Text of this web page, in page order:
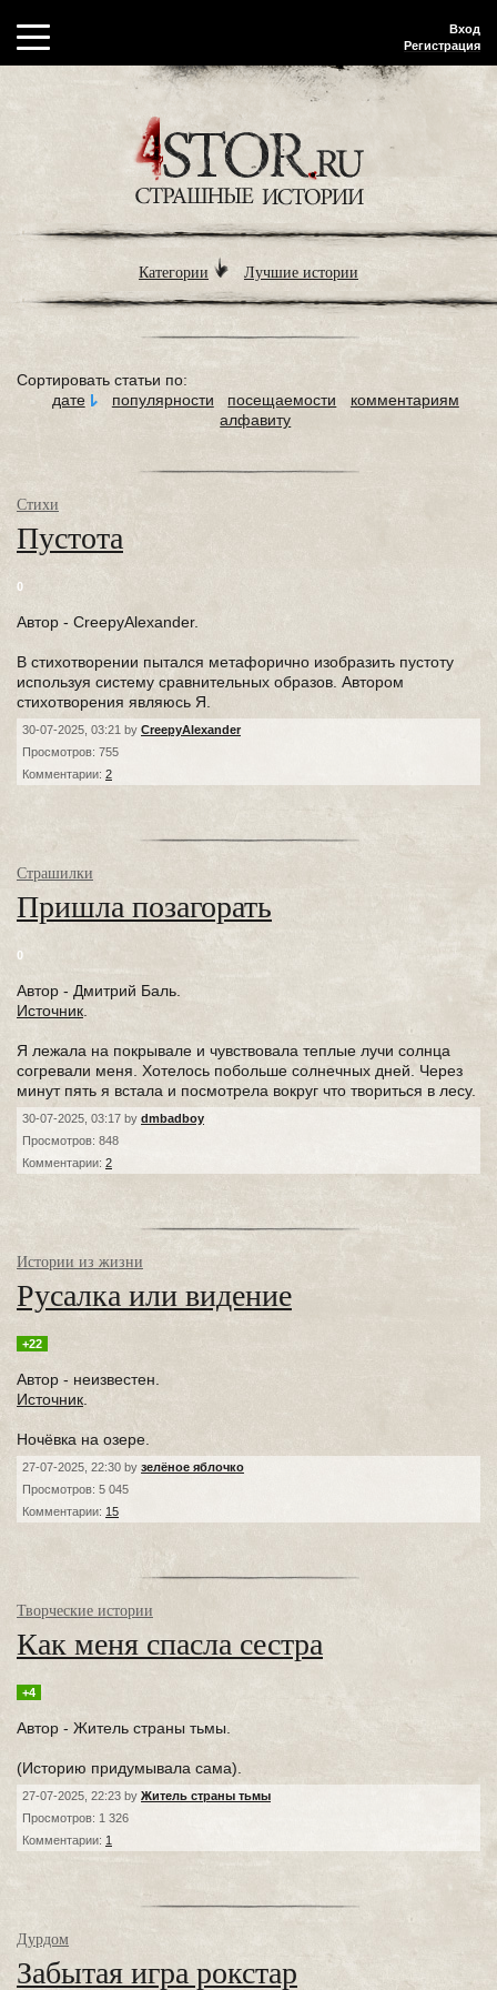
Вход
Регистрация
Категории Лучшие истории
Сортировать статьи по:
дате
популярности посещаемости
комментариям
алфавиту
Стихи
Пустота
0
Автор - CreepyAlexander.
В стихотворении пытался метафорично изобразить пустоту
используя систему сравнительных образов. Автором
стихотворения являюсь Я.
30-07-2025, 03:21 by CreepyAlexander
Просмотров: 755
Комментарии: 2
Страшилки
Пришла позагорать
0
Автор - Дмитрий Баль.
Источник
Я лежала на покрывале и чувствовала теплые лучи солнца
согревали меня. Хотелось побольше солнечных дней. Через
минут пять я встала и посмотрела вокруг что твориться в лесу.
30-07-2025, 03:17 by dmbadboy
Просмотров: 848
Комментарии: 2
Истории из жизни
Русалка или видение
+22
Автор - неизвестен.
Источник
Ночёвка на озере.
27-07-2025, 22:30 by зелёное яблочко
Просмотров: 5 045
Комментарии: 15
Творческие истории
Как меня спасла сестра
+4
Автор - Житель страны тьмы.
(Историю придумывала сама).
27-07-2025, 22:23 by Житель страны тьмы
Просмотров: 1 326
Комментарии: 1
Дурдом
Забытая игра рокстар